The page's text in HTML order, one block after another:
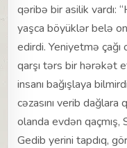
qəribə bir asilik vardı:
yaşca böyüklər belə
edirdi. Yeniyetmə
qarşı tərs bir hərəkət
insanı bağışlaya
cəzasını verib
olanda evdən qaçmış,
Gedib yerini tapdıq,